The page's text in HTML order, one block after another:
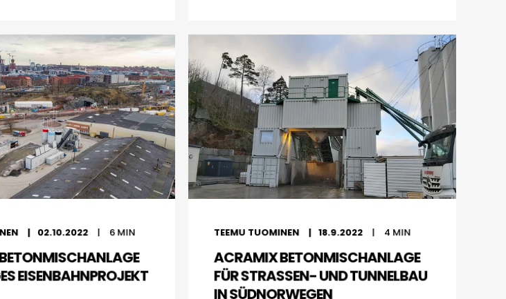
02.10.2022 6MIN
EISENBAHNPROJEKT
TEEMU TUOMINEN 18.9.2022 4 MIN
ACRAMIX BETONMISCHANLAGE
FÜR STRASSEN- UND TUNNELBAU I
N SÜDNORWEGEN